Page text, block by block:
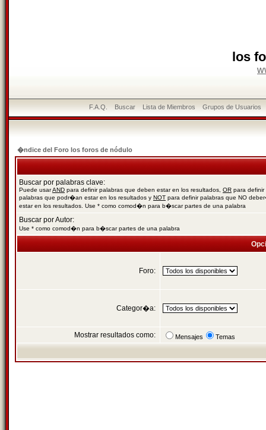
los
F.A.Q. Buscar Lista de Miembros Grupos de Usuarios
�ndice del Foro los foros de nódulo
Buscar por palabras clave:
Puede usarAND para definir palabras que deben estar en los resultados, OR para definir
palabras que podr�an estar en los resultados y NOT para definir palabras que NO
estar en los resultados. Use * como comod�n para b�scar partes de una palabra
Buscar por Autor:
Use * como comod�n para b�scar partes de una palabra
Foro:
Categor�a:
Mostrar resultados como: Mensajes Temas